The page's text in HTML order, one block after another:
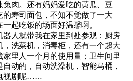
兔肉。还有妈妈爱吃的黄瓜、豆
的寿司面包，不知不觉做了一大
起吃饭的场面好温馨啊。
人就带我在家里到处参观：厨房
，洗菜机，消毒柜，还有一个超大
家里人一个月的使用量；卫生间里
自动的，自动洗澡机，智能马桶，
视剧呢……